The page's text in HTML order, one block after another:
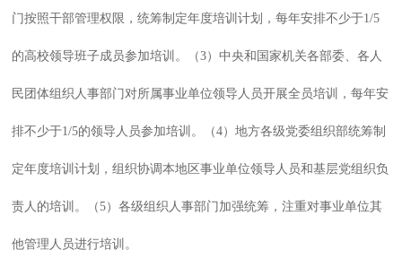
门按照干部管理权限，统筹制定年度培训计划，每年安排不少于1/5
的高校领导班子成员参加培训。（3）中央和国家机关各部委、各人
民团体组织人事部门对所属事业单位领导人员开展全员培训，每年安
排不少于1/5的领导人员参加培训。（4）地方各级党委组织部统筹制
定年度培训计划，组织协调本地区事业单位领导人员和基层党组织负
责人的培训。（5）各级组织人事部门加强统筹，注重对事业单位其
他管理人员进行培训。